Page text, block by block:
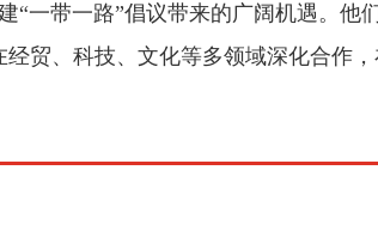
一带一路”倡议带来的广阔机遇。他
贸、科技、文化等多领域深化合作，